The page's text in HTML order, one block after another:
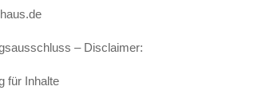
– Disclaimer:
für Inhalte